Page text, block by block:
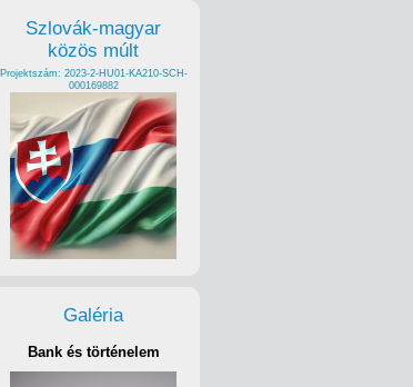
Szlovák-magyar
közös múlt
Projektszám: 2023-2-HU01-KA210-SCH-
000169882
Galéria
Bank és történelem